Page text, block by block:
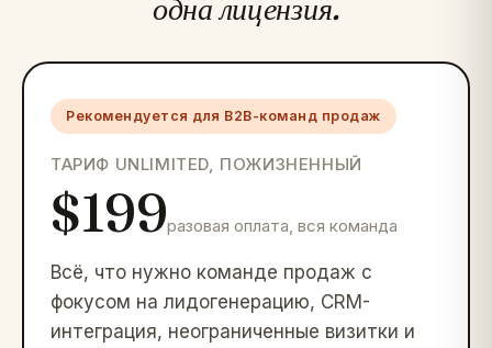
одна лицензия.
Рекомендуется для B2B-команд продаж
ТАРИФ UNLIMITED, ПОЖИЗНЕННЫЙ
$199разовая оплата, вся команда
Всё, что нужно команде продаж с
фокусом на лидогенерацию, CRM-
интеграция, неограниченные визитки и